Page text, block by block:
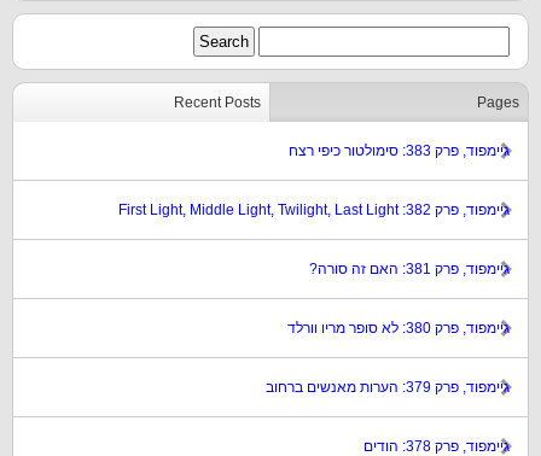
Recent Posts Pages
גיימפוד, פרק 383: סימולטור כיפי רצח
גיימפוד, פרק 382: First Light, Middle Light, Twilight, Last Light
גיימפוד, פרק 381: האם זה סורה?
גיימפוד, פרק 380: לא סופר מריו וורלד
גיימפוד, פרק 379: הערות מאנשים ברחוב
גיימפוד, פרק 378: הודים